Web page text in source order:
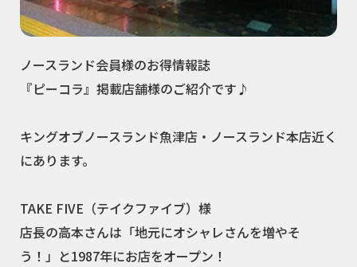
ノースランド会員様のお得情報誌
『ピーコラ』掲載店舗様のご紹介です♪
キングオブノースランド魚津店・ノースランド本店近く
にあります。
TAKE FIVE（テイクファイブ）様
店長の高本さんは「地元にオシャレさんを増やそ
う！」と1987年にお店をオープン！